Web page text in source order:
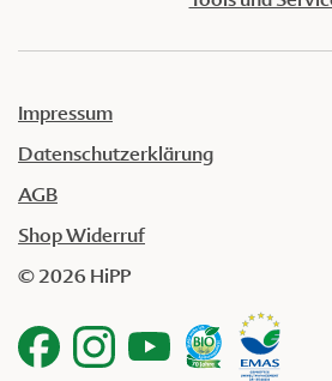
Impressum
Datenschutzerklärung
AGB
Shop Widerruf
© 2026 HiPP